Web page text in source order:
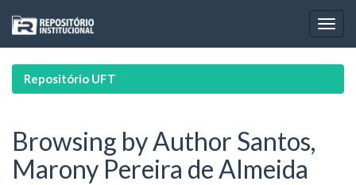
navigation
Repositório UFT
Browsing by Author Santos,
Marony Pereira de Almeida